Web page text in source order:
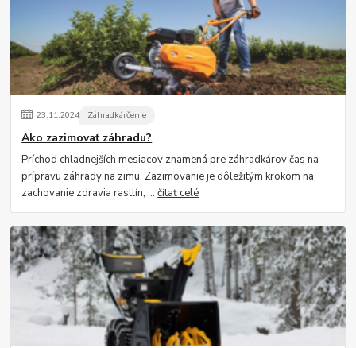
23.11.2024 Záhradkárčenie
Ako zazimovať záhradu?
Príchod chladnejších mesiacov znamená pre záhradkárov čas na
prípravu záhrady na zimu. Zazimovanie je dôležitým krokom na
zachovanie zdravia rastlín, ...čítať celé